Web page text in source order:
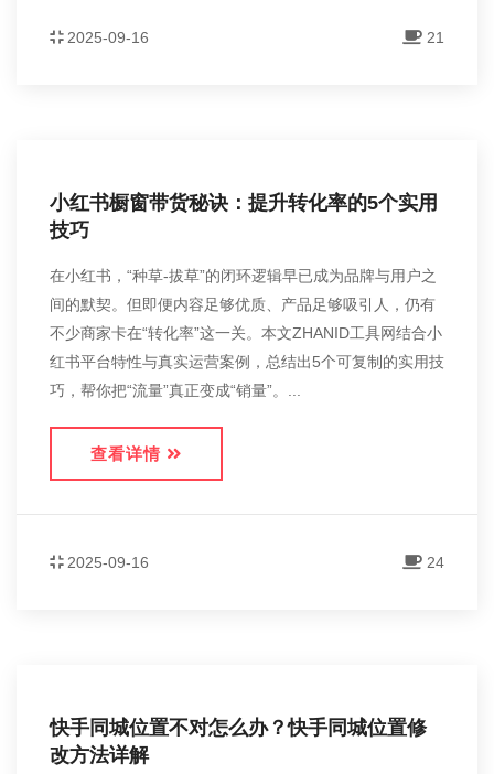
2025-09-16 21
小红书橱窗带货秘诀：提升转化率的5个实用
技巧
在小红书，“种草-拔草”的闭环逻辑早已成为品牌与用户之
间的默契。但即便内容足够优质、产品足够吸引人，仍有
不少商家卡在“转化率”这一关。本文ZHANID工具网结合小
红书平台特性与真实运营案例，总结出5个可复制的实用技
巧，帮你把“流量”真正变成“销量”。...
查看详情
2025-09-16 24
快手同城位置不对怎么办？快手同城位置修
改方法详解